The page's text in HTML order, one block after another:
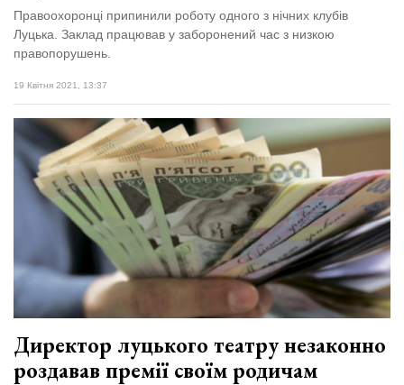
Правоохоронці припинили роботу одного з нічних клубів
Луцька. Заклад працював у заборонений час з низкою
правопорушень.
19 Квітня 2021, 13:37
Директор луцького театру незаконно
роздавав премії своїм родичам